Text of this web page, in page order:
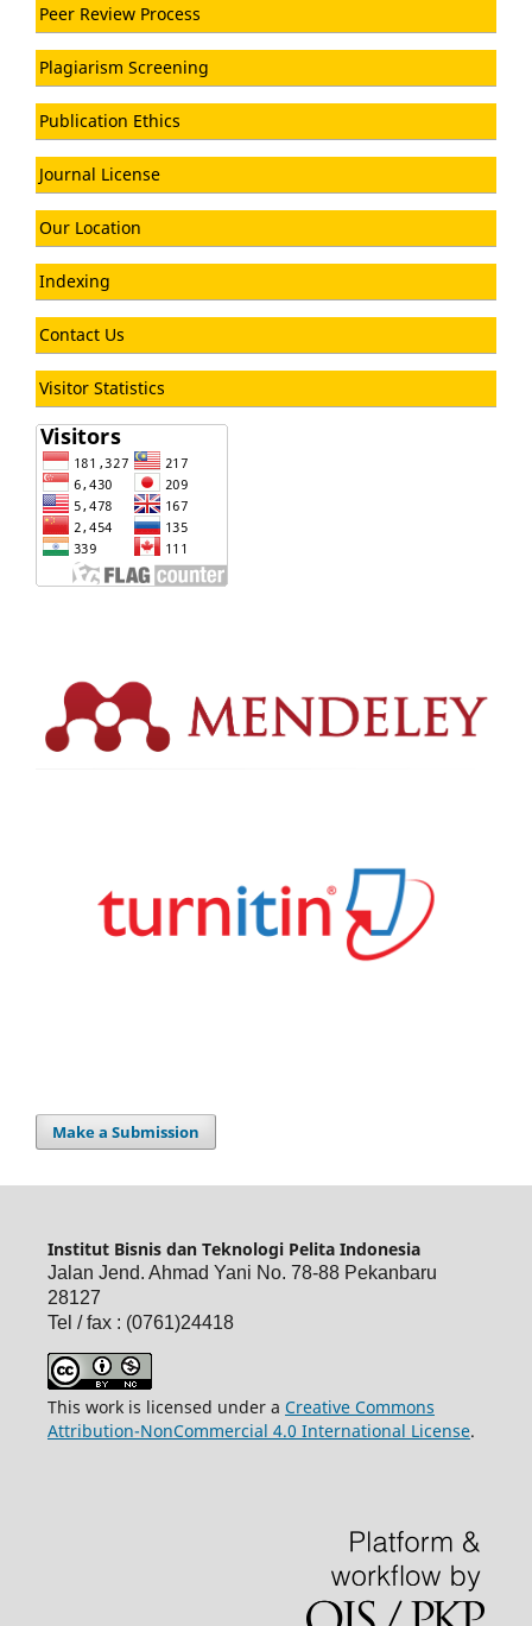
Peer Review Process
Plagiarism Screening
Publication Ethics
Journal License
Our Location
Indexing
Contact Us
Visitor Statistics
Make a Submission
Institut Bisnis dan Teknologi Pelita Indonesia
Jalan Jend. Ahmad Yani No. 78-88 Pekanbaru
28127
Tel / fax : (0761)24418
This work is licensed under a Creative Commons
Attribution-NonCommercial 4.0 International License.